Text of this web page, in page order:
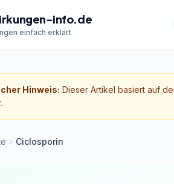
info.de
einfach erklärt
Hinweis: Dieser Artikel basiert auf
Ciclosporin